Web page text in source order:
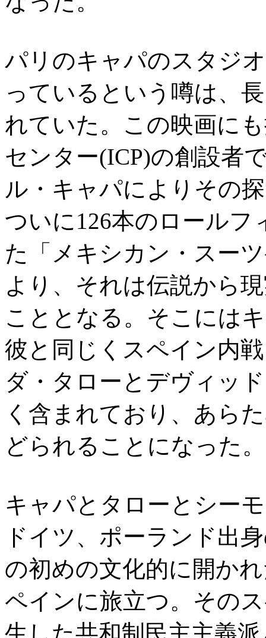
パリのキャパのスタジ
っているという噂は、
れていた。この映画に
センター(ICP)の創設者
ル・キャパによりその
ついに126本のロール
た「メキシカン・スー
より、それは伝説から
こととなる。そこには
彼と同じくスペイン内
ダ・タローとデヴィッ
く含まれており、あら
どられることになった。
キャパとタローとシー
ドイツ、ポーランド出
の初めの文化的に開か
ペインに旅立つ。その